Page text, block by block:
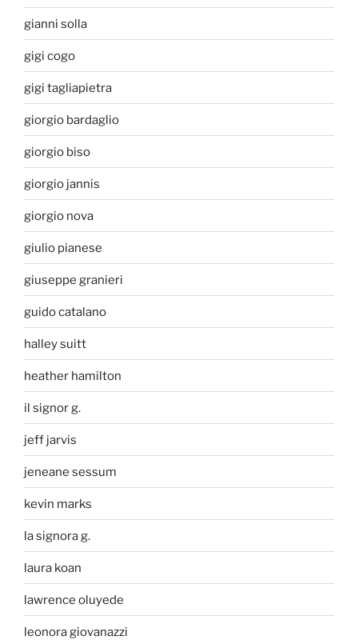
gianni solla
gigi cogo
gigi tagliapietra
giorgio bardaglio
giorgio biso
giorgio jannis
giorgio nova
giulio pianese
giuseppe granieri
guido catalano
halley suitt
heather hamilton
il signor g.
jeff jarvis
jeneane sessum
kevin marks
la signora g.
laura koan
lawrence oluyede
leonora giovanazzi